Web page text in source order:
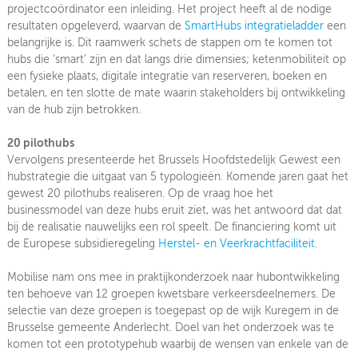
projectcoördinator een inleiding. Het project heeft al de nodige
resultaten opgeleverd, waarvan de SmartHubs integratieladdereen
belangrijke is. Dit raamwerk schets de stappen om te komen tot
hubs die ‘smart’ zijn en dat langs drie dimensies; ketenmobiliteit op
een fysieke plaats, digitale integratie van reserveren, boeken en
betalen, en ten slotte de mate waarin stakeholders bij ontwikkeling
van de hub zijn betrokken.
20 pilothubs
Vervolgens presenteerde het Brussels Hoofdstedelijk Gewest een
hubstrategie die uitgaat van 5 typologieën. Komende jaren gaat het
gewest 20 pilothubs realiseren. Op de vraag hoe het
businessmodel van deze hubs eruit ziet, was het antwoord dat dat
bij de realisatie nauwelijks een rol speelt. De financiering komt uit
de Europese subsidieregeling Herstel- en Veerkrachtfaciliteit.
Mobilise nam ons mee in praktijkonderzoek naar hubontwikkeling
ten behoeve van 12 groepen kwetsbare verkeersdeelnemers. De
selectie van deze groepen is toegepast op de wijk Kuregem in de
Brusselse gemeente Anderlecht. Doel van het onderzoek was te
komen tot een prototypehub waarbij de wensen van enkele van de